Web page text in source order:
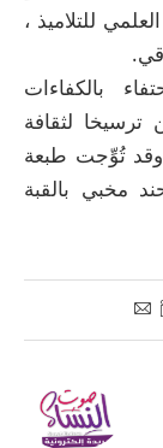
للتلاميذ ،
بالكفاءات
ترسيخا لثقافة
وقد تُوِّجت طبعة
محند مخبي بالقبة